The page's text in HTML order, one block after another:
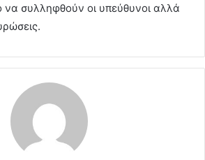
να συλληφθούν οι υπεύθυνοι αλλά